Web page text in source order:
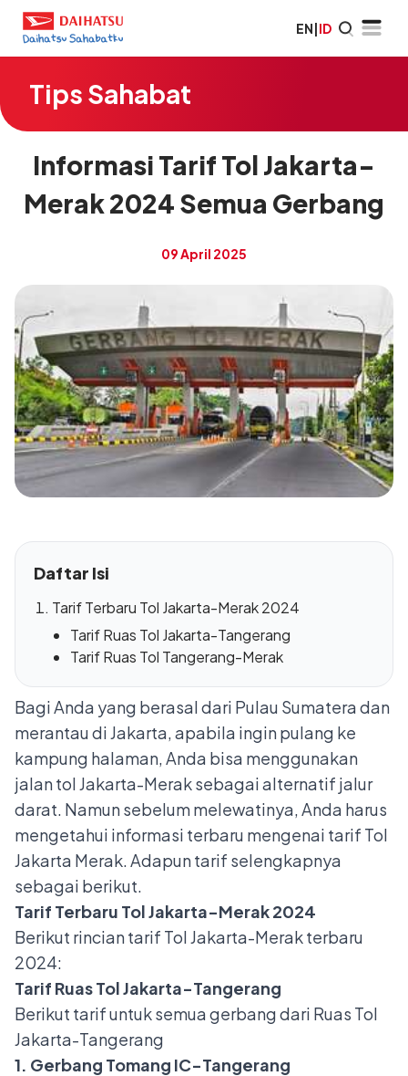
EN|ID
Tips Sahabat
Informasi Tarif Tol Jakarta-
Merak 2024 Semua Gerbang
09 April 2025
Daftar Isi
Tarif Terbaru Tol Jakarta-Merak 2024
Tarif Ruas Tol Jakarta-Tangerang
Tarif Ruas Tol Tangerang-Merak
Bagi Anda yang berasal dari Pulau Sumatera dan
merantau di Jakarta, apabila ingin pulang ke
kampung halaman, Anda bisa menggunakan
jalan tol Jakarta-Merak sebagai alternatif jalur
darat. Namun sebelum melewatinya, Anda harus
mengetahui informasi terbaru mengenai tarif Tol
Jakarta Merak. Adapun tarif selengkapnya
sebagai berikut.
Tarif Terbaru Tol Jakarta-Merak 2024
Berikut rincian tarif Tol Jakarta-Merak terbaru
2024:
Tarif Ruas Tol Jakarta-Tangerang
Berikut tarif untuk semua gerbang dari Ruas Tol
Jakarta-Tangerang
1. Gerbang Tomang IC-Tangerang